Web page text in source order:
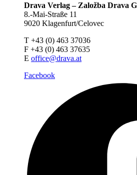
Drava Verlag – Založba Drava
8.-Mai-Straße 11
9020 Klagenfurt/Celovec
T +43 (0) 463 37036
F +43 (0) 463 37635
E office@drava.at
Facebook